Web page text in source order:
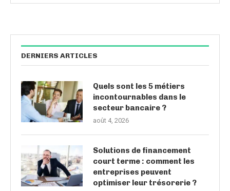
DERNIERS ARTICLES
Quels sont les 5 métiers
incontournables dans le
secteur bancaire ?
août 4, 2026
Solutions de financement
court terme : comment les
entreprises peuvent
optimiser leur trésorerie ?